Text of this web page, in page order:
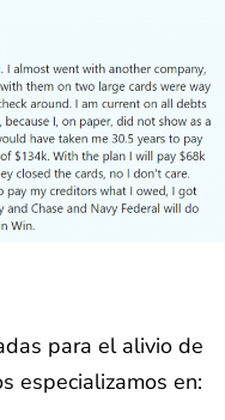
para el alivio de
especializamos en: